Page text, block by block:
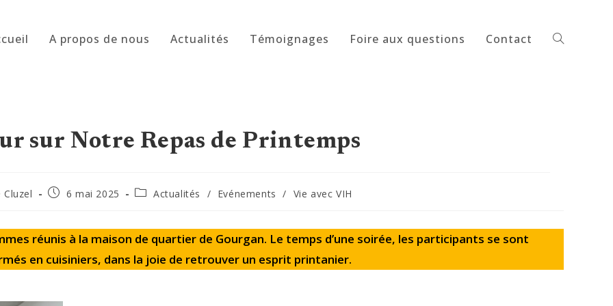
A propos de nous Actualités Témoignages Foire aux questions Contact Toggle
sur Notre Repas de Printemps
:
Cluzel
Publication
6 mai 2025
PostActualités / Evénements / Vie avec VIH
réunis à la maison de quartier de Gourgan. Le temps d’une soirée, les participants se sont
en cuisiniers, dans la joie de retrouver un esprit printanier.